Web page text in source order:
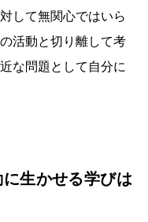
して無関心ではいら
活動と切り離して考
な問題として自分に
生かせる学びは